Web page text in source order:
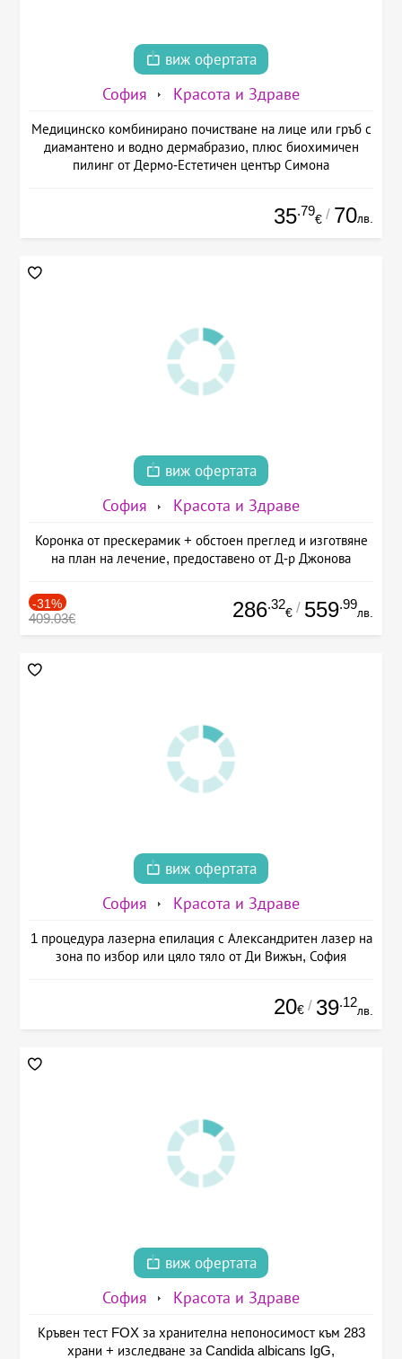
виж офертата
София Красота и Здраве
Медицинско комбинирано почистване на лице или гръб с
диамантено и водно дермабразио, плюс биохимичен
пилинг от Дермо-Естетичен център Симона
35.79
€ / 70лв.
виж офертата
София Красота и Здраве
Коронка от прескерамик + обстоен преглед и изготвяне
на план на лечение, предоставено от Д-р Джонова
-31%
409.03€ 286.32
€ / 559.99
лв.
виж офертата
София Красота и Здраве
1 процедура лазерна епилация с Александритен лазер на
зона по избор или цяло тяло от Ди Вижън, София
20€ / 39.12
лв.
виж офертата
София Красота и Здраве
Кръвен тест FOX за хранителна непоносимост към 283
храни + изследване за Candida albicans IgG,